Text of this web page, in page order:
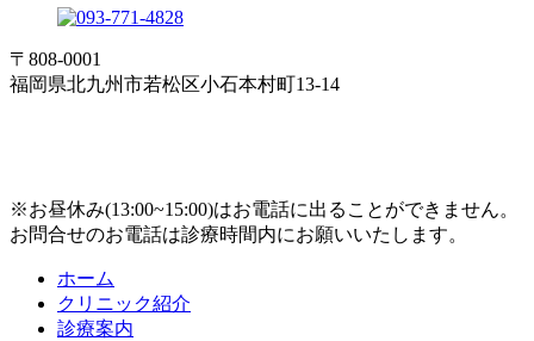
〒808-0001
福岡県北九州市若松区小石本村町13-14
※お昼休み(13:00~15:00)はお電話に出ることができません。
お問合せのお電話は診療時間内にお願いいたします。
ホーム
クリニック紹介
診療案内